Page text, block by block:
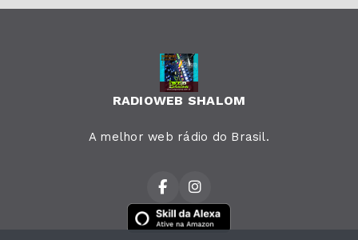
RADIOWEB SHALOM
A melhor web rádio do Brasil.